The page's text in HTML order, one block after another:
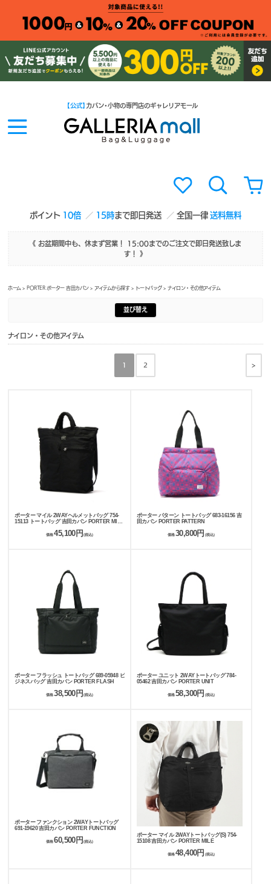
ポイント 10倍 15時まで即日発送 全国一律送料無料
【公式】 カバン・小物の専門店のギャレリアモール
《 お盆期間中も、休まず営業！ 15:00までのご注文で即日発送致しま
す！ 》
ホーム > PORTER ポーター 吉田カバン>アイテムから探す> トートバッグ> ナイロン・その他アイテム
並び替え
ナイロン・その他アイテム
>
1 2
ポーター マイル 2WAYヘルメットバッグ 754-
15113 トートバッグ 吉田カバン PORTER MILE
価格 45,100円 (税込)
ポーター パターン トートバッグ 683-16156 吉
田カバン PORTER PATTERN
価格30,800円 (税込)
ポーター フラッシュ トートバッグ 689-05948 ビ
ジネスバッグ 吉田カバン PORTER FLASH
価格 38,500円 (税込)
ポーター ユニット 2WAYトートバッグ 784-
05462 吉田カバン PORTER UNIT
価格58,300円 (税込)
ポーター ファンクション 2WAYトートバッグ
691-19620 吉田カバン PORTER FUNCTION
価格 60,500円(税込)
ポーター マイル 2WAYトートバッグ(S) 754-
15108 吉田カバン PORTER MILE
価格48,400円 (税込)